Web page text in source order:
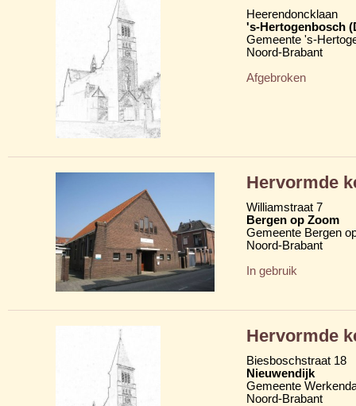
Heerendoncklaan
's-Hertogenbosch
Gemeente 's-
Noord-Brabant
Afgebroken
Hervormde
Williamstraat 7
Bergen op Zoom
Gemeente Bergen
Noord-Brabant
In gebruik
Hervormde
Biesboschstraat 18
Nieuwendijk
Gemeente
Noord-Brabant